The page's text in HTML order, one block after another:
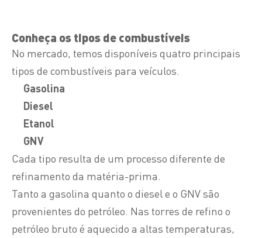
Conheça os tipos de combustíveis
No mercado, temos disponíveis quatro principais
tipos de combustíveis para veículos.
Gasolina
Diesel
Etanol
GNV
Cada tipo resulta de um processo diferente de
refinamento da matéria-prima.
Tanto a gasolina quanto o diesel e o GNV são
provenientes do petróleo. Nas torres de refino o
petróleo bruto é aquecido a altas temperaturas,